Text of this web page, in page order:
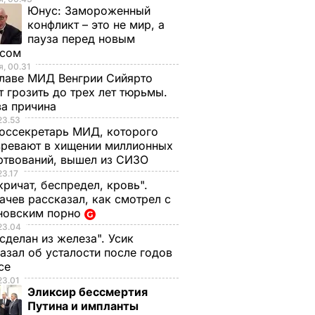
воли,
В
Юнус: Замороженный
конфликт – это не мир, а
пауза перед новым
00.31
МИД Венгрии Сийярто
грозить до трех лет тюрьмы.
причина
МИД, которого
в хищении миллионных
вышел из СИЗО
беспредел, кровь".
рассказал, как смотрел с
порно
из железа". Усик
об усталости после годов
Эликсир бессмертия
Путина и импланты